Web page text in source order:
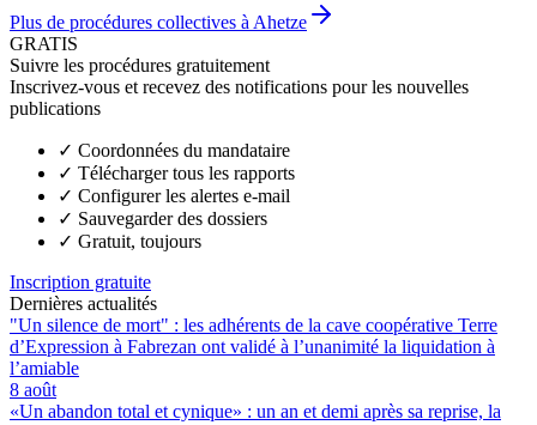
Plus de procédures collectives à Ahetze
GRATIS
Suivre les procédures gratuitement
Inscrivez-vous et recevez des notifications pour les nouvelles
publications
✓ Coordonnées du mandataire
✓ Télécharger tous les rapports
✓ Configurer les alertes e-mail
✓ Sauvegarder des dossiers
✓ Gratuit, toujours
Inscription gratuite
Dernières actualités
"Un silence de mort" : les adhérents de la cave coopérative Terre
d’Expression à Fabrezan ont validé à l’unanimité la liquidation à
l’amiable
8 août
«Un abandon total et cynique» : un an et demi après sa reprise, la